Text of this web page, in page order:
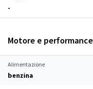
-
Motore e performance
Alimentazione
benzina